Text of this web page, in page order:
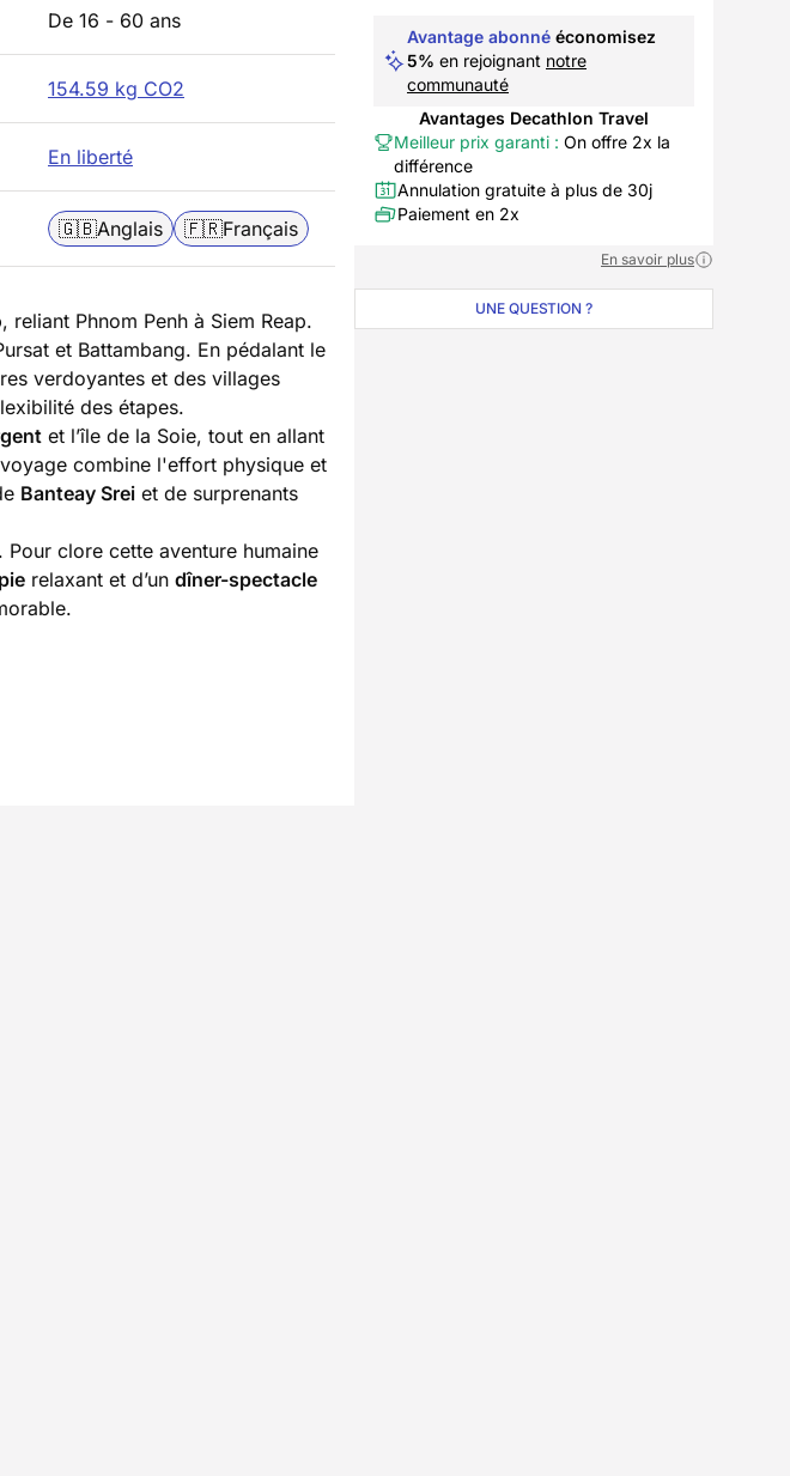
De 16 - 60 ans
154.59 kg CO2
En liberté
🇬🇧Anglais 🇫🇷Français
, reliant Phnom Penh à Siem Reap.
et Battambang. En pédalant le
verdoyantes et des villages
des étapes.
et l’île de la Soie, tout en allant
combine l'effort physique et
Banteay Srei et de surprenants
clore cette aventure humaine
relaxant et d’un dîner-spectacle
Avantage abonné économisez
5% en rejoignant notre
communauté
Avantages Decathlon Travel
Meilleur prix garanti : On offre 2x la
différence
Annulation gratuite à plus de 30j
Paiement en 2x
En savoir plus
UNE QUESTION ?